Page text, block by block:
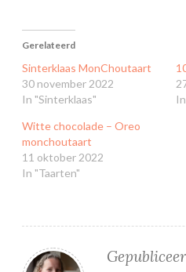
Gerelateerd
Sinterklaas MonChoutaart
30 november 2022
In "Sinterklaas"
Witte chocolade – Oreo
monchoutaart
11 oktober 2022
In "Taarten"